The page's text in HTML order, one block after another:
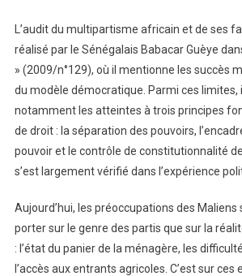
L’audit du multipartisme africain et de ses
réalisé par le Sénégalais Babacar Guèye
» (2009/n°129), où il mentionne les succès
du modèle démocratique. Parmi ces limites,
notamment les atteintes à trois principes
de droit : la séparation des pouvoirs,
pouvoir et le contrôle de constitutionnalité
s’est largement vérifié dans l’expérience
Aujourd’hui, les préoccupations des
porter sur le genre des partis que sur la
: l’état du panier de la ménagère, les
l’accès aux entrants agricoles. C’est sur ces